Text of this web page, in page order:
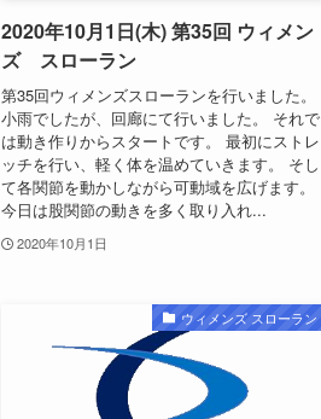
2020年10月1日(木) 第35回 ウィメン
ズ スローラン
第35回ウィメンズスローランを行いました。
小雨でしたが、回廊にて行いました。 それで
は動き作りからスタートです。 最初にストレ
ッチを行い、軽く体を温めていきます。 そし
て各関節を動かしながら可動域を広げます。
今日は股関節の動きを多く取り入れ...
2020年10月1日
ウィメンズ スローラン